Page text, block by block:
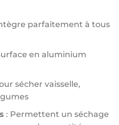
parfaitement à tous
en aluminium
sécher vaisselle,
: Permettent un séchage